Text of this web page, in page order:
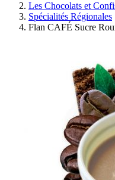
Les Chocolats et
Spécialités Régionales
Flan CAFÉ Sucre